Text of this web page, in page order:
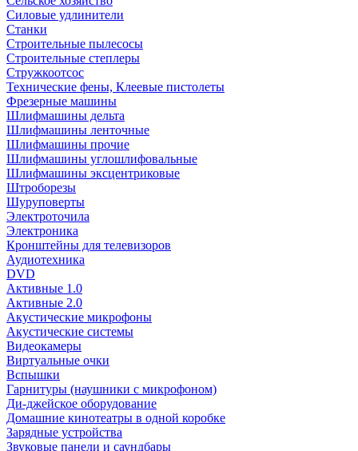
Силовые удлинители
Станки
Строительные пылесосы
Строительные степлеры
Стружкоотсос
Технические фены, Клеевые пистолеты
Фрезерные машины
Шлифмашины дельта
Шлифмашины ленточные
Шлифмашины прочие
Шлифмашины углошлифовальные
Шлифмашины эксцентриковые
Штроборезы
Шуруповерты
Электроточила
Электроника
Кронштейны для телевизоров
Аудиотехника
DVD
Активные 1.0
Активные 2.0
Акустические микрофоны
Акустические системы
Видеокамеры
Виртуальные очки
Вспышки
Гарнитуры (наушники с микрофоном)
Ди-джейское оборудование
Домашние кинотеатры в одной коробке
Зарядные устройства
Звуковые панели и саундбары